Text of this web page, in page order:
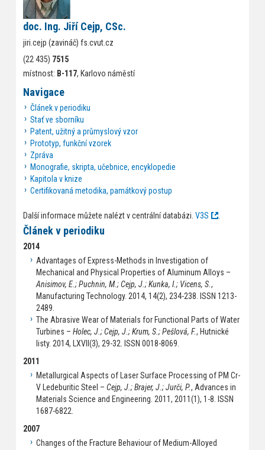
doc. Ing. Jiří Cejp, CSc.
jiri.cejp (zavináč) fs.cvut.cz
(22 435) 7515
místnost: B-117, Karlovo náměstí
Navigace
Článek v periodiku
Stať ve sborníku
Patent, užitný a průmyslový vzor
Prototyp, funkční vzorek
Zpráva
Monografie, skripta, učebnice, encyklopedie
Kapitola v knize
Certifikovaná metodika, památkový postup
Další informace můžete nalézt v centrální databázi. V3S .
Článek v periodiku
2014
Advantages of Express-Methods in Investigation of
Mechanical and Physical Properties of Aluminum Alloys –
Anisimov, E.; Puchnin, M.; Cejp, J.; Kunka, I.; Vicens, S.,
Manufacturing Technology. 2014, 14(2), 234-238. ISSN 1213-
2489.
The Abrasive Wear of Materials for Functional Parts of Water
Turbines – Holec, J.; Cejp, J.; Krum, S.; Pešlová, F., Hutnické
listy. 2014, LXVII(3), 29-32. ISSN 0018-8069.
2011
Metallurgical Aspects of Laser Surface Processing of PM Cr-
V Ledeburitic Steel – Cejp, J.; Brajer, J.; Jurči, P., Advances in
Materials Science and Engineering. 2011, 2011(1), 1-8. ISSN
1687-6822.
2007
Changes of the Fracture Behaviour of Medium-Alloyed